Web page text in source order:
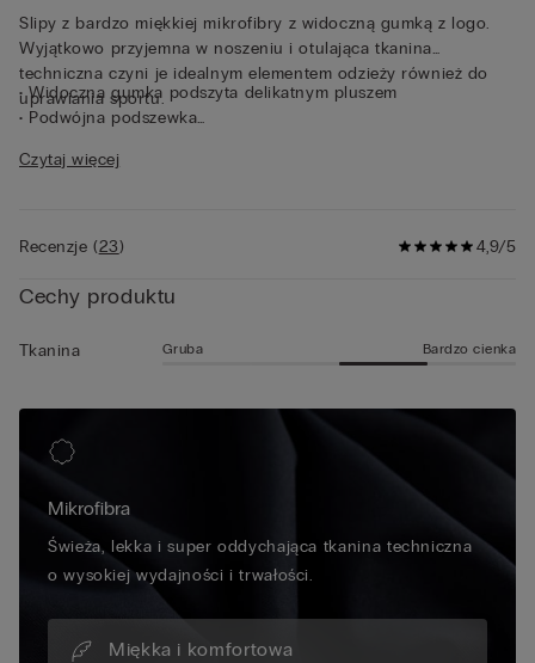
Slipy z bardzo miękkiej mikrofibry z widoczną gumką z logo.
Wyjątkowo przyjemna w noszeniu i otulająca tkanina
techniczna czyni je idealnym elementem odzieży również do
uprawiania sportu.
• Widoczna gumka podszyta delikatnym pluszem
• Podwójna podszewka
• Model ma 185 cm wzrostu i ma na sobie rozmiar 5 / L
Czytaj więcej
4,9/5
Recenzje(23)
Cechy produktu
Tkanina Gruba Bardzo cienka
Mikrofibra
Świeża, lekka i super oddychająca tkanina techniczna
o wysokiej wydajności i trwałości.
Miękka i komfortowa